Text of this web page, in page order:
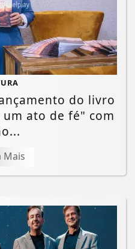
do livro
um ato de fé" com
Mais